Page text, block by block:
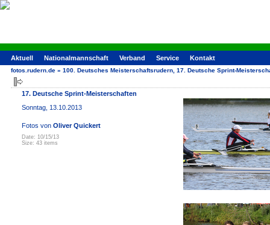
Aktuell Nationalmannschaft Verband Service Kontakt
fotos.rudern.de » 100. Deutsches Meisterschaftsrudern, 17. Deutsche Sprint-
17. Deutsche Sprint-Meisterschaften
Sonntag, 13.10.2013
Fotos von Oliver Quickert
Date: 10/15/13
Size: 43 items